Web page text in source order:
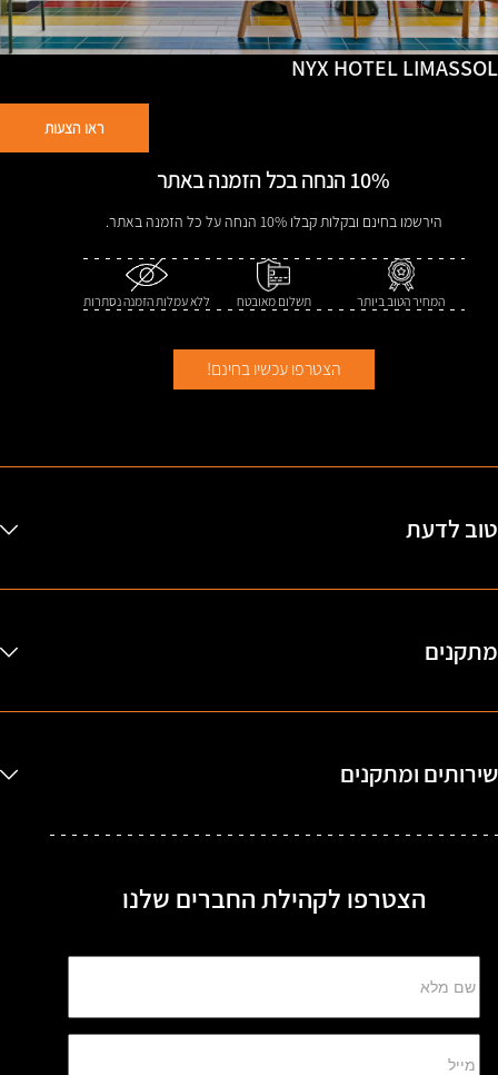
NYX HOTEL LIMASSOL
ראו הצעות
10%הנחה בכל הזמנה באתר
הירשמו בחינם ובקלות קבלו 10% הנחה על כל הזמנה באתר.
המחיר הטוב ביותר תשלום מאובטח ללא עמלות הזמנה נסתרות
הצטרפו עכשיו בחינם!
טוב לדעת
מתקנים
שירותים ומתקנים
הצטרפו לקהילת החברים שלנו